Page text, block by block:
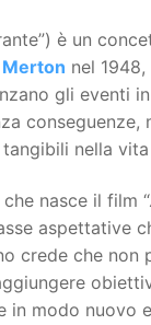
è un
Merton nel
gli eventi
nella
nasce il film “
aspettative
crede che
modo nuovo